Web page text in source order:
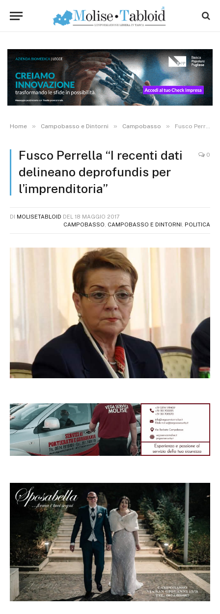
Home » Campobasso e Dintorni » Campobasso » Fusco Perrella “I recenti dati delineano deprofundis per l’imprenditoria”
Fusco Perrella “I recenti dati
delineano deprofundis per
l’imprenditoria”
0
DI MOLISETABLOID DEL 18 MAGGIO 2017
CAMPOBASSO
CAMPOBASSO E DINTORNI POLITICA